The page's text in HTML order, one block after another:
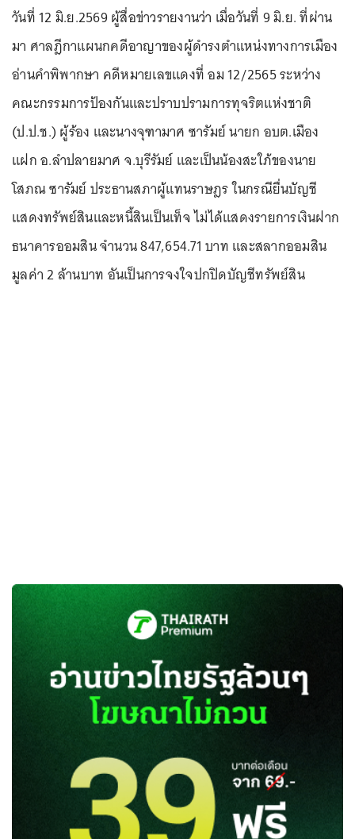
วันที่ 12 มิ.ย.2569 ผู้สื่อข่าวรายงานว่า เมื่อวันที่ 9 มิ.ย. ที่ผ่าน
มา ศาลฎีกาแผนกคดีอาญาของผู้ดำรงตำแหน่งทางการเมือง
อ่านคำพิพากษา คดีหมายเลขแดงที่ อม 12/2565 ระหว่าง
คณะกรรมการป้องกันและปราบปรามการทุจริตแห่งชาติ
(ป.ป.ช.) ผู้ร้อง และนางจุฑามาศ ซารัมย์ นายก อบต.เมือง
แฝก อ.ลำปลายมาศ จ.บุรีรัมย์ และเป็นน้องสะใภ้ของนาย
โสภณ ซารัมย์ ประธานสภาผู้แทนราษฎร ในกรณียื่นบัญชี
แสดงทรัพย์สินและหนี้สินเป็นเท็จ ไม่ได้แสดงรายการเงินฝาก
ธนาคารออมสิน จำนวน 847,654.71 บาท และสลากออมสิน
มูลค่า 2 ล้านบาท อันเป็นการจงใจปกปิดบัญชีทรัพย์สิน